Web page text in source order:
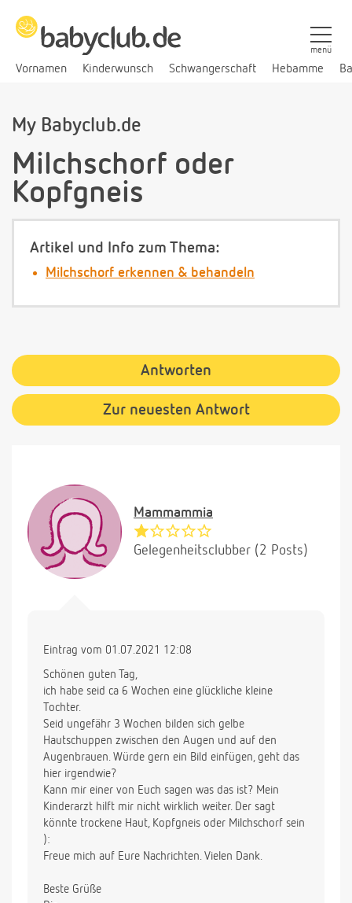
Vornamen Kinderwunsch Schwangerschaft Hebamme
menü
My Babyclub.de
Milchschorf oder
Kopfgneis
Artikel und Info zum Thema:
Milchschorf erkennen & behandeln
Antworten
Zur neuesten Antwort
Mammammia
Gelegenheitsclubber (2 Posts)
Eintrag vom 01.07.2021 12:08
Schönen guten Tag,
ich habe seid ca 6 Wochen eine glückliche kleine
Tochter.
Seid ungefähr 3 Wochen bilden sich gelbe
Hautschuppen zwischen den Augen und auf den
Augenbrauen. Würde gern ein Bild einfügen, geht das
hier irgendwie?
Kann mir einer von Euch sagen was das ist? Mein
Kinderarzt hilft mir nicht wirklich weiter. Der sagt
könnte trockene Haut, Kopfgneis oder Milchschorf sein
):
Freue mich auf Eure Nachrichten. Vielen Dank.
Beste Grüße